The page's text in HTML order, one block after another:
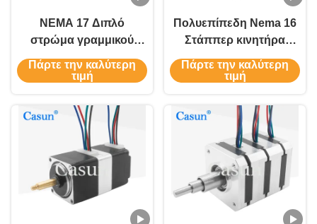
NEMA 17 Διπλό
στρώμα γραμμικού
βήμα κινητήρα 12V με
ακριβή τοποθέτηση
Πάρτε την καλύτερη
τιμή
Πολυεπίπεδη Nema 16
Στάππερ κινητήρα
39*40mm 12V Για
ιατρικές συσκευές
Πάρτε την καλύτερη
τιμή